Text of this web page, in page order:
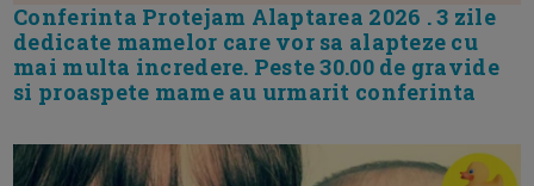
Conferinta Protejam Alaptarea 2026 . 3 zile
dedicate mamelor care vor sa alapteze cu
mai multa incredere. Peste 30.00 de gravide
si proaspete mame au urmarit conferinta